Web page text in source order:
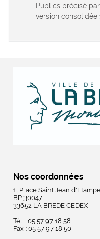
Publics précisé
version consolidée
Nos coordonnées
1, Place Saint Jean
BP 30047
33652 LA BREDE CEDEX
Tél. : 05 57 97 18 58
Fax : 05 57 97 18 50